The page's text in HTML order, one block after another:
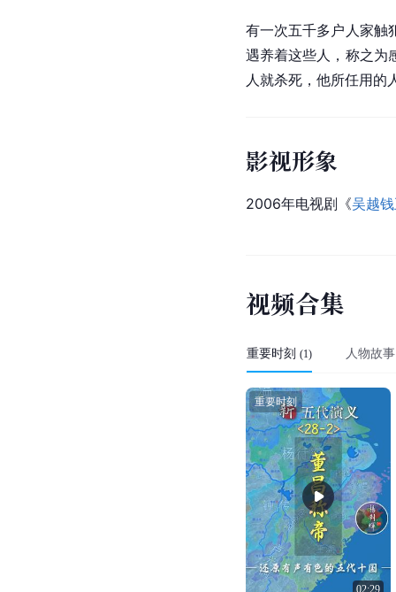
有一次五千多户人家触
遇养着这些人，称之为
人就杀死，他所任用的
影视形象
2006年电视剧《吴越
视频合集
重要时刻 (1) 人物故事
02:29
重要时刻